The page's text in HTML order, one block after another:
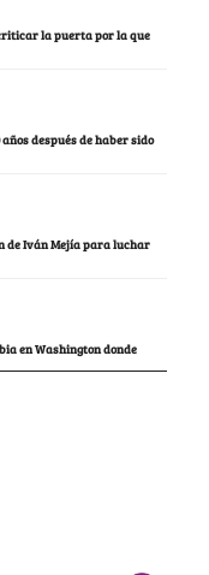
la puerta por la que
después de haber sido
de Iván Mejía para luchar
en Washington donde